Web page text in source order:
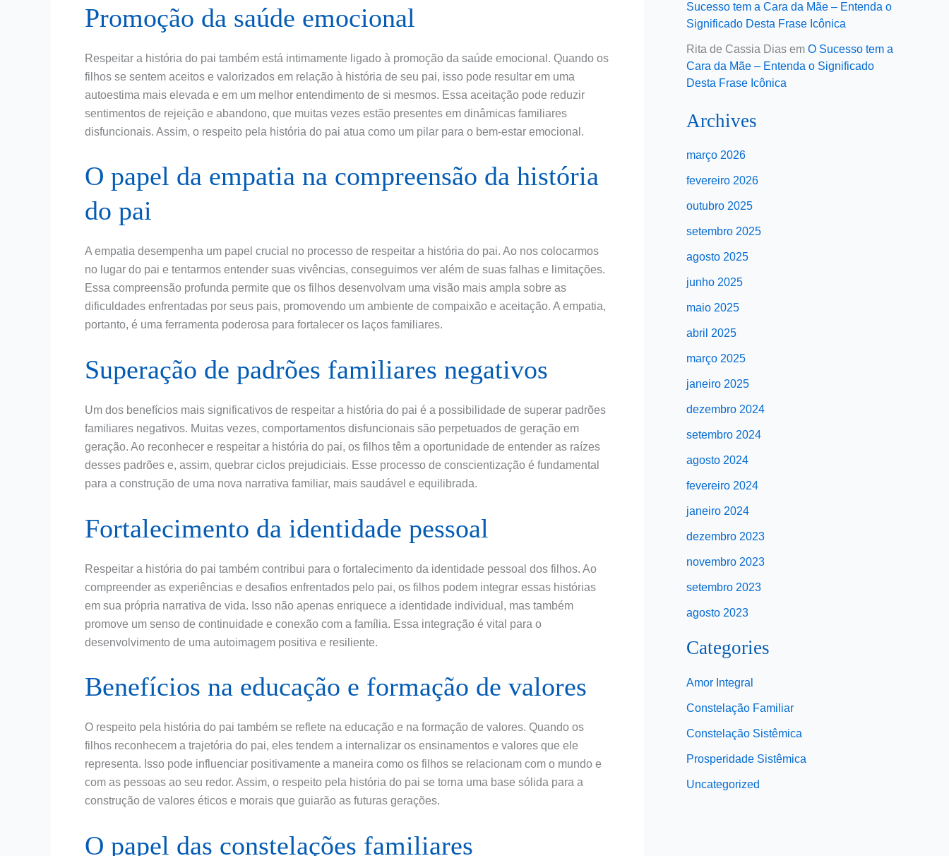
Promoção da saúde emocional
Respeitar a história do pai também está intimamente ligado à promoção da saúde emocional. Quando os
filhos se sentem aceitos e valorizados em relação à história de seu pai, isso pode resultar em uma
autoestima mais elevada e em um melhor entendimento de si mesmos. Essa aceitação pode reduzir
sentimentos de rejeição e abandono, que muitas vezes estão presentes em dinâmicas familiares
disfuncionais. Assim, o respeito pela história do pai atua como um pilar para o bem-estar emocional.
O papel da empatia na compreensão da história
do pai
A empatia desempenha um papel crucial no processo de respeitar a história do pai. Ao nos colocarmos
no lugar do pai e tentarmos entender suas vivências, conseguimos ver além de suas falhas e limitações.
Essa compreensão profunda permite que os filhos desenvolvam uma visão mais ampla sobre as
dificuldades enfrentadas por seus pais, promovendo um ambiente de compaixão e aceitação. A empatia,
portanto, é uma ferramenta poderosa para fortalecer os laços familiares.
Superação de padrões familiares negativos
Um dos benefícios mais significativos de respeitar a história do pai é a possibilidade de superar padrões
familiares negativos. Muitas vezes, comportamentos disfuncionais são perpetuados de geração em
geração. Ao reconhecer e respeitar a história do pai, os filhos têm a oportunidade de entender as raízes
desses padrões e, assim, quebrar ciclos prejudiciais. Esse processo de conscientização é fundamental
para a construção de uma nova narrativa familiar, mais saudável e equilibrada.
Fortalecimento da identidade pessoal
Respeitar a história do pai também contribui para o fortalecimento da identidade pessoal dos filhos. Ao
compreender as experiências e desafios enfrentados pelo pai, os filhos podem integrar essas histórias
em sua própria narrativa de vida. Isso não apenas enriquece a identidade individual, mas também
promove um senso de continuidade e conexão com a família. Essa integração é vital para o
desenvolvimento de uma autoimagem positiva e resiliente.
Benefícios na educação e formação de valores
O respeito pela história do pai também se reflete na educação e na formação de valores. Quando os
filhos reconhecem a trajetória do pai, eles tendem a internalizar os ensinamentos e valores que ele
representa. Isso pode influenciar positivamente a maneira como os filhos se relacionam com o mundo e
com as pessoas ao seu redor. Assim, o respeito pela história do pai se torna uma base sólida para a
construção de valores éticos e morais que guiarão as futuras gerações.
O papel das constelações familiares
Sucesso tem a Cara da Mãe – Entenda o
Significado Desta Frase Icônica
Rita de Cassia Dias em O Sucesso tem a
Cara da Mãe – Entenda o Significado
Desta Frase Icônica
Archives
março 2026
fevereiro 2026
outubro 2025
setembro 2025
agosto 2025
junho 2025
maio 2025
abril 2025
março 2025
janeiro 2025
dezembro 2024
setembro 2024
agosto 2024
fevereiro 2024
janeiro 2024
dezembro 2023
novembro 2023
setembro 2023
agosto 2023
Categories
Amor Integral
Constelação Familiar
Constelação Sistêmica
Prosperidade Sistêmica
Uncategorized